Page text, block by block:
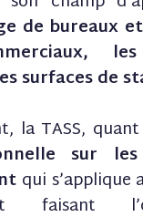
de bureaux
surfaces de
la TASS,
sur
qui s’applique
faisant